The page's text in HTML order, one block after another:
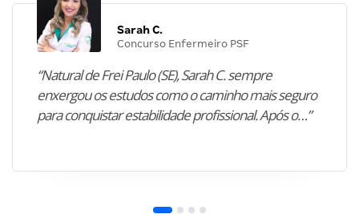
Sarah C.
Concurso Enfermeiro PSF
“Natural de Frei Paulo (SE), Sarah C. sempre
enxergou os estudos como o caminho mais seguro
para conquistar estabilidade profissional. Após o…”